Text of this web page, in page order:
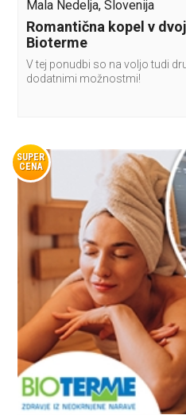
Mala Nedelja, Slovenija
Romantična kopel v
Bioterme
V tej ponudbi so na voljo tudi
dodatnimi možnostmi!
SUPER
CENA